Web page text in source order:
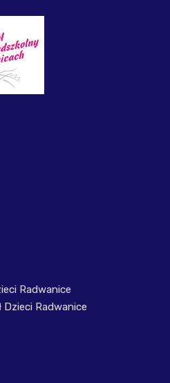
Radwanice
Radwanice